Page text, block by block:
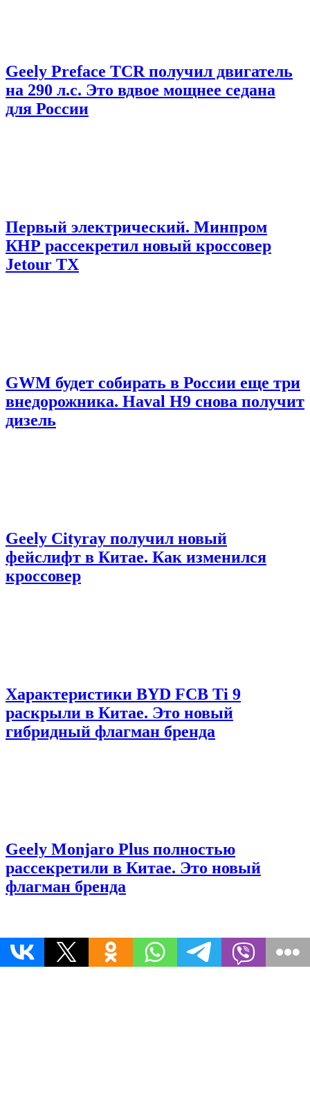
Geely Preface TCR получил двигатель
на 290 л.с. Это вдвое мощнее седана
для России
Первый электрический. Минпром
КНР рассекретил новый кроссовер
Jetour TX
GWM будет собирать в России еще три
внедорожника. Haval H9 снова получит
дизель
Geely Cityray получил новый
фейслифт в Китае. Как изменился
кроссовер
Характеристики BYD FCB Ti 9
раскрыли в Китае. Это новый
гибридный флагман бренда
Geely Monjaro Plus полностью
рассекретили в Китае. Это новый
флагман бренда